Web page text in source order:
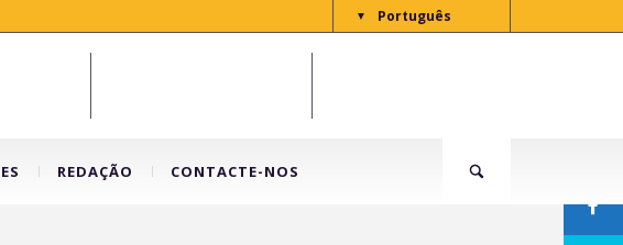
Português
▼
REDAÇÃO CONTACTE-NOS